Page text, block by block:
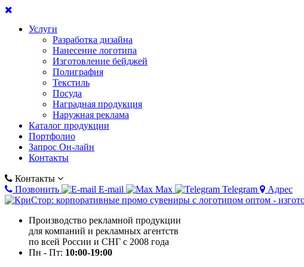
Услуги
Разработка дизайна
Нанесение логотипа
Изготовление бейджей
Полиграфия
Текстиль
Посуда
Наградная продукция
Наружная реклама
Каталог продукции
Портфолио
Запрос Он-лайн
Контакты
Контакты
Позвонить
E-mail Max Telegram Адрес
Производство рекламной продукции
для компаний и рекламных агентств
по всей России и СНГ с 2008 года
Пн - Пт: 10:00-19:00